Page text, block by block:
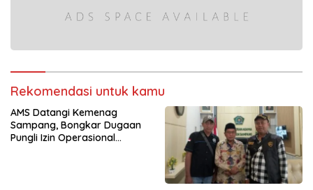
Rekomendasi untuk kamu
AMS Datangi Kemenag
Sampang, Bongkar Dugaan
Pungli Izin Operasional